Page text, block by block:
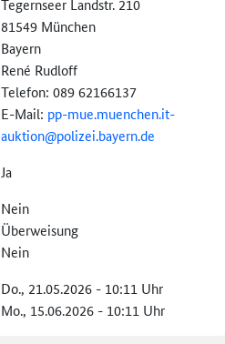
Tegernseer Landstr. 210
81549 München
Bayern
René Rudloff
Telefon: 089 62166137
E-Mail: pp-mue.muenchen.it-
auktion@polizei.bayern.de
Ja
Nein
Überweisung
Nein
Do., 21.05.2026 - 10:11 Uhr
Mo., 15.06.2026 - 10:11 Uhr